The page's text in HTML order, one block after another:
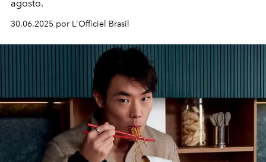
agosto.
30.06.2025 por L'Officiel Brasil